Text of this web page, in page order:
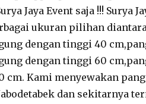
Jaya Event saja !!! Surya
ukuran pilihan
dengan tinggi 40
dengan tinggi 60
cm. Kami menyewakan
dan sekitarnya